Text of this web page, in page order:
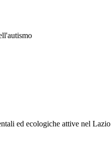
ed ecologiche attive nel Lazio